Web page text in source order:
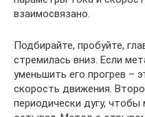
взаимосвязано.
Подбирайте, пробуйте,
стремилась вниз. Если
уменьшить его прогрев –
скорость движения.
периодически дугу,